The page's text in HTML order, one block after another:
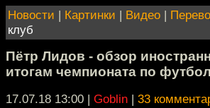
Новости | Картинки | Видео |
клуб
Пётр Лидов - обзор
итогам чемпионата по
17.07.18 13:00 | Goblin | 33